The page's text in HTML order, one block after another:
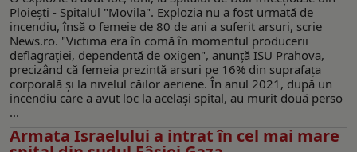
Ploiești - Spitalul "Movila". Explozia nu a fost urmată de
incendiu, însă o femeie de 80 de ani a suferit arsuri, scrie
News.ro. "Victima era în comă în momentul producerii
deflagrației, dependentă de oxigen", anunţă ISU Prahova,
precizând că femeia prezintă arsuri pe 16% din suprafața
corporală şi la nivelul căilor aeriene. În anul 2021, după un
incendiu care a avut loc la același spital, au murit două perso
...
Armata Israelului a intrat în cel mai mare